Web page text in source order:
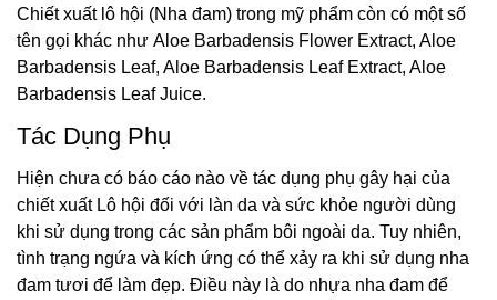
Chiết xuất lô hội (Nha đam) trong mỹ phẩm còn có một số
tên gọi khác như Aloe Barbadensis Flower Extract, Aloe
Barbadensis Leaf, Aloe Barbadensis Leaf Extract, Aloe
Barbadensis Leaf Juice.
Tác Dụng Phụ
Hiện chưa có báo cáo nào về tác dụng phụ gây hại của
chiết xuất Lô hội đối với làn da và sức khỏe người dùng
khi sử dụng trong các sản phẩm bôi ngoài da. Tuy nhiên,
tình trạng ngứa và kích ứng có thể xảy ra khi sử dụng nha
đam tươi để làm đẹp. Điều này là do nhựa nha đam để